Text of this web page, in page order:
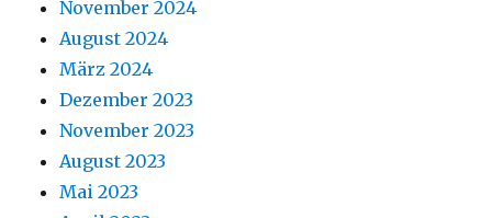
November 2024
August 2024
März 2024
Dezember 2023
November 2023
August 2023
Mai 2023